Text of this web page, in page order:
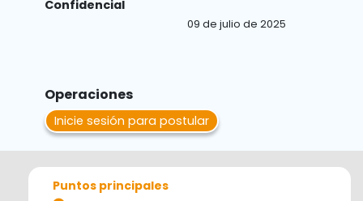
Confidencial
09 de julio de 2025
Operaciones
Inicie sesión para postular
Puntos principales